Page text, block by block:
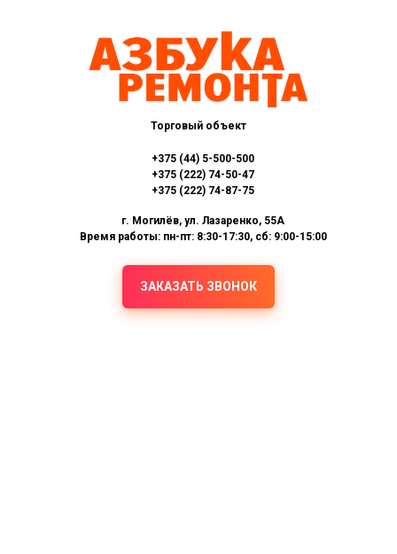
Торговый объект
+375 (44) 5-500-500
+375 (222) 74-50-47
+375 (222) 74-87-75
г. Могилёв, ул. Лазаренко, 55А
Время работы: пн-пт: 8:30-17:30, сб: 9:00-15:00
ЗАКАЗАТЬ ЗВОНОК